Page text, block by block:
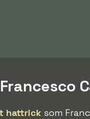
hattrick som